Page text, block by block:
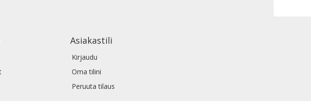
Asiakastili
Kirjaudu
Oma tilini
Peruuta tilaus